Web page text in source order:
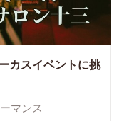
カスイベントに挑
マンス